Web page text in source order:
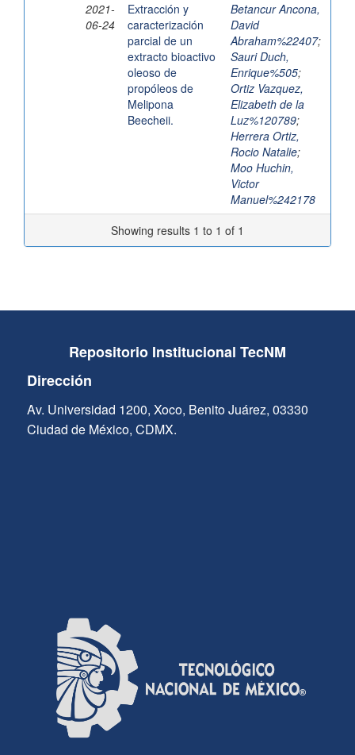
2021-
06-24
Extracción y
caracterización
parcial de un
extracto bioactivo
oleoso de
propóleos de
Melipona
Beecheii.
Betancur Ancona,
David
Abraham%22407;
Sauri Duch,
Enrique%505;
Ortiz Vazquez,
Elizabeth de la
Luz%120789;
Herrera Ortiz,
Rocio Natalie;
Moo Huchin,
Victor
Manuel%242178
Showing results 1 to 1 of 1
Repositorio Institucional TecNM
Dirección
Av. Universidad 1200, Xoco, Benito Juárez, 03330
Ciudad de México, CDMX.